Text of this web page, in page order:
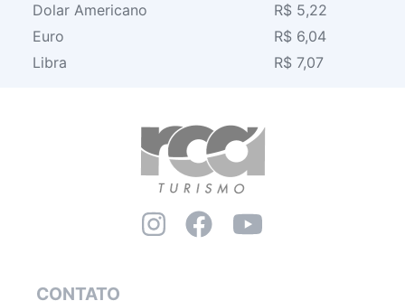
Dolar Americano
R$ 5,22
Euro
R$ 6,04
Libra
R$ 7,07
CONTATO